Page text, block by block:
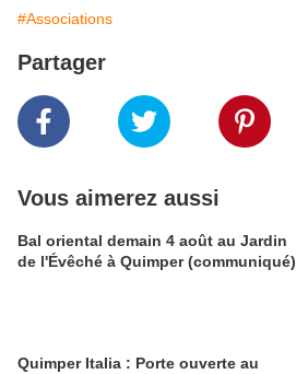
#Associations
Partager
Vous aimerez aussi
Bal oriental demain 4 août au Jardin
de l'Évêché à Quimper (communiqué)
Quimper Italia : Porte ouverte au